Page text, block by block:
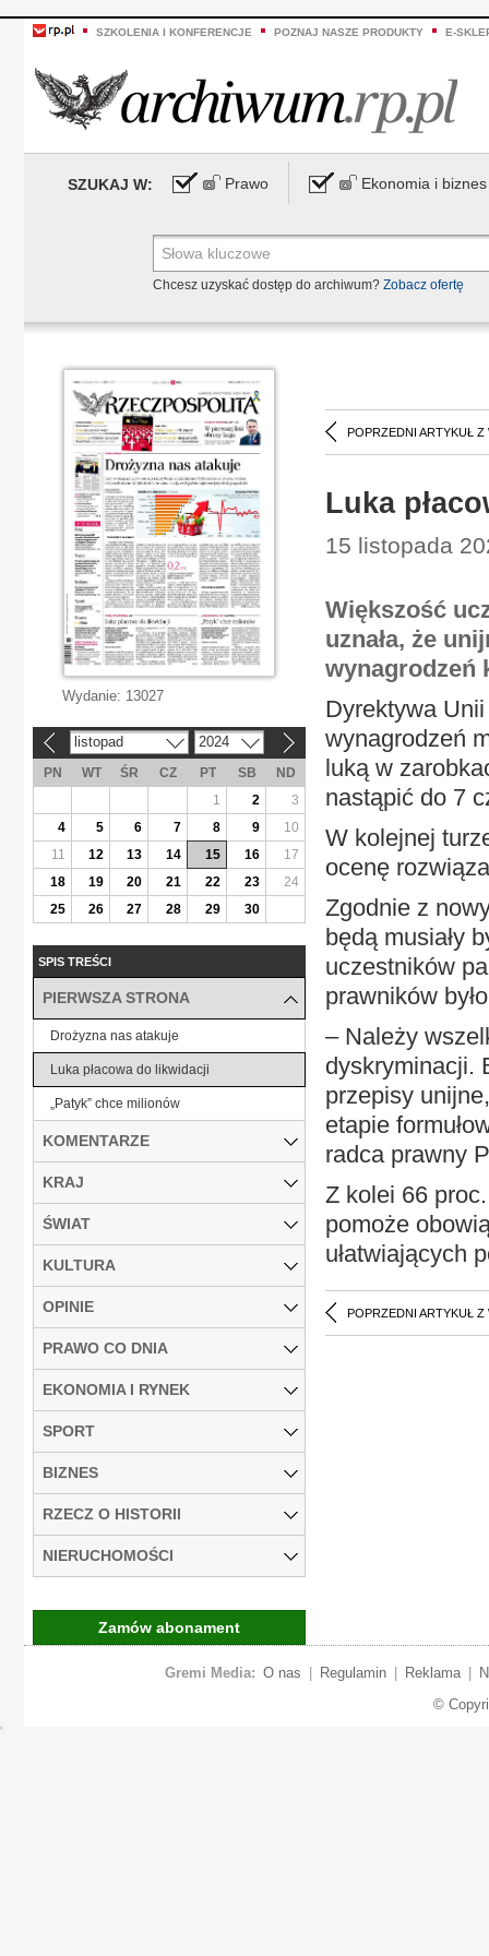
SZKOLENIA I KONFERENCJE POZNAJ NASZE PRODUKTY E-
SZUKAJ W: Prawo Ekonomia i biznes
Chcesz uzyskać dostęp do archiwum? Zobacz ofertę
POPRZEDNI ARTYKUŁ Z
Luka
15 listopada
Większość
uznała, że
wynagrodzeń
Dyrektywa
wynagrodzeń
luką w
nastąpić do 7
W kolejnej
ocenę
Zgodnie z
będą musiały
uczestników
prawników
– Należy
dyskryminacji.
przepisy
etapie
radca prawny
Z kolei 66
pomoże
ułatwiających
POPRZEDNI ARTYKUŁ Z
Wydanie: 13027
listopad 2024
PN WT ŚR CZ PT SB
ND
1
2
3
4
5 6 7 8 9
10
11
12 13 14 15 16
17
18
19 20 21 22 23
24
25
26 27 28 29 30
SPIS TREŚCI
PIERWSZA STRONA
Drożyzna nas atakuje
Luka płacowa do likwidacji
„Patyk” chce milionów
KOMENTARZE
KRAJ
ŚWIAT
KULTURA
OPINIE
PRAWO CO DNIA
EKONOMIA I RYNEK
SPORT
BIZNES
RZECZ O HISTORII
NIERUCHOMOŚCI
Zamów abonament
Gremi Media: O nas Regulamin Reklama
©